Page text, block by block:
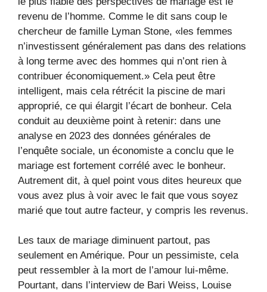
revenu de l’homme. Comme le dit sans coup le
chercheur de famille Lyman Stone, «les femmes
n’investissent généralement pas dans des relations
à long terme avec des hommes qui n’ont rien à
contribuer économiquement.» Cela peut être
intelligent, mais cela rétrécit la piscine de mari
approprié, ce qui élargit l’écart de bonheur. Cela
conduit au deuxième point à retenir: dans une
analyse en 2023 des données générales de
l’enquête sociale, un économiste a conclu que le
mariage est fortement corrélé avec le bonheur.
Autrement dit, à quel point vous dites heureux que
vous avez plus à voir avec le fait que vous soyez
marié que tout autre facteur, y compris les revenus.
Les taux de mariage diminuent partout, pas
seulement en Amérique. Pour un pessimiste, cela
peut ressembler à la mort de l’amour lui-même.
Pourtant, dans l’interview de Bari Weiss, Louise